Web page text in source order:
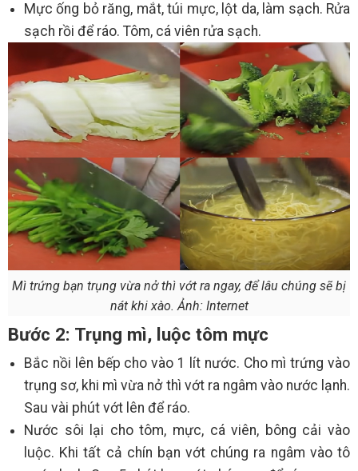
Mực ống bỏ răng, mắt, túi mực, lột da, làm sạch. Rửa
sạch rồi để ráo. Tôm, cá viên rửa sạch.
Mì trứng bạn trụng vừa nở thì vớt ra ngay, để lâu chúng sẽ bị
nát khi xào. Ảnh: Internet
Bước 2: Trụng mì, luộc tôm mực
Bắc nồi lên bếp cho vào 1 lít nước. Cho mì trứng vào
trụng sơ, khi mì vừa nở thì vớt ra ngâm vào nước lạnh.
Sau vài phút vớt lên để ráo.
Nước sôi lại cho tôm, mực, cá viên, bông cải vào
luộc. Khi tất cả chín bạn vớt chúng ra ngâm vào tô